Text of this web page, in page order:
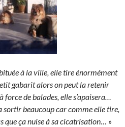
à la ville, elle tire énormément
gabarit alors on peut la retenir
force de balades, elle s’apaisera…
sortir beaucoup car comme elle tire,
que ça nuise à sa cicatrisation… »